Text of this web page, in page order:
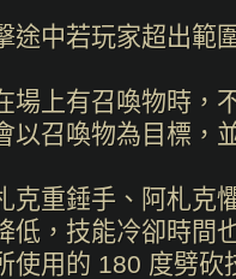
途中若玩家超出範
場上有召喚物時，
以召喚物為目標，
克重錘手、阿札克
低，技能冷卻時間
使用的 180 度劈